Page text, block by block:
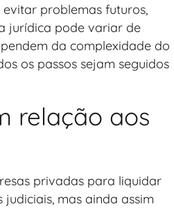
problemas futuros,
jurídica pode variar de
da complexidade do
os passos sejam seguidos
relação aos
privadas para liquidar
mas ainda assim